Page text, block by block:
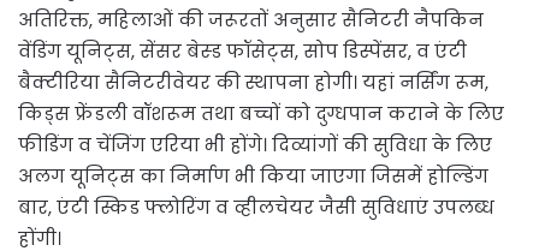
अतिरिक्त, महिलाओं की जरूरतों अनुसार सैनिटरी नैपकिन
वेंडिंग यूनिट्स, सेंसर बेस्ड फॉसेट्स, सोप डिस्पेंसर, व एंटी
बैक्टीरिया सैनिटरीवेयर की स्थापना होगी। यहां नर्सिंग रूम,
किड्स फ्रेंडली वॉशरूम तथा बच्चों को दुग्धपान कराने के लिए
फीडिंग व चेंजिंग एरिया भी होंगे। दिव्यांगों की सुविधा के लिए
अलग यूनिट्स का निर्माण भी किया जाएगा जिसमें होल्डिंग
बार, एंटी स्किड फ्लोरिंग व व्हीलचेयर जैसी सुविधाएं उपलब्ध
होंगी।